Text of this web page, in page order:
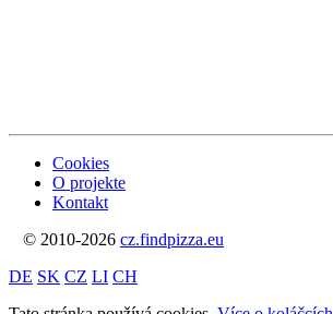
Cookies
O projekte
Kontakt
© 2010-2026 cz.findpizza.eu
DE SK CZ LI CH